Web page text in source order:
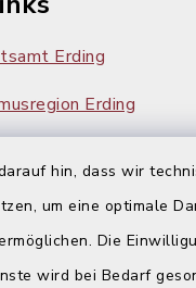
hin, dass wir
um eine optimale
Die
wird bei Bedarf
Erding
Erding